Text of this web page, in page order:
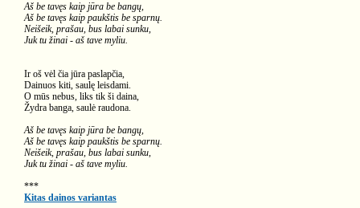
Aš be tavęs kaip jūra be bangų,
Aš be tavęs kaip paukštis be sparnų.
Neišeik, prašau, bus labai sunku,
Juk tu žinai - aš tave myliu.
Ir oš vėl čia jūra paslapčia,
Dainuos kiti, saulę leisdami.
O mūs nebus, liks tik ši daina,
Žydra banga, saulė raudona.
Aš be tavęs kaip jūra be bangų,
Aš be tavęs kaip paukštis be sparnų.
Neišeik, prašau, bus labai sunku,
Juk tu žinai - aš tave myliu.
***
Kitas dainos variantas